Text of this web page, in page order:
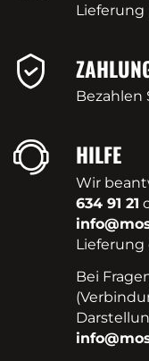
Lieferung
Bezahlen
HILFE
Wir
634 91 21
Bei